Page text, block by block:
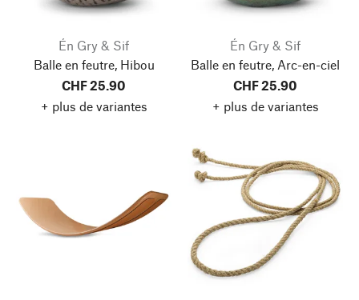
Én Gry & Sif
Balle en feutre, Hibou
CHF 25.90
+ plus de variantes
Én Gry & Sif
Balle en feutre, Arc-en-ciel
CHF 25.90
+ plus de variantes